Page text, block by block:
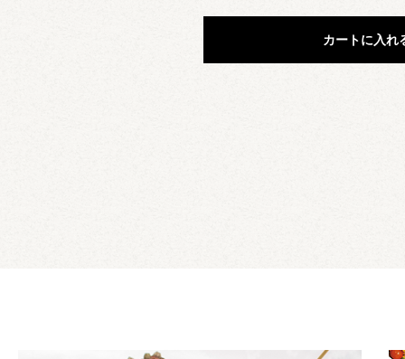
カートに入れ